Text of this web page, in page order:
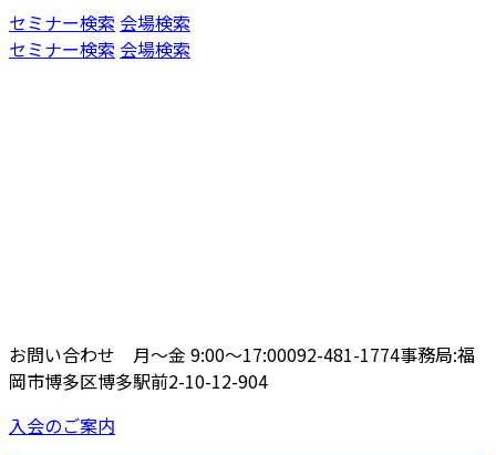
コ
ン
ナ
ビ
セミナー検索 会場検索
セミナー検索 会場検索
お問い合わせ 月〜金 9:00〜17:00092-481-1774事務局:福
岡市博多区博多駅前2-10-12-904
入会のご案内